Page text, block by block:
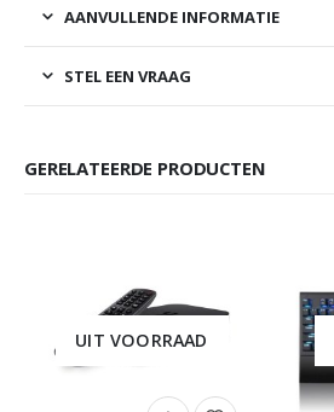
AANVULLENDE INFORMATIE
STEL EEN VRAAG
GERELATEERDE PRODUCTEN
UIT VOORRAAD